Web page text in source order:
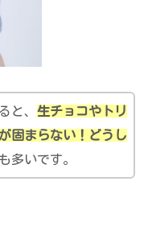
と、 生チョコやトリ
固まらない！どうし
多いです。